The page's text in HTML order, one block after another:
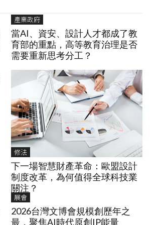
產業政府
當AI、資安、設計人才都成了教
育部的重點，高等教育治理是否
需要重新思考分工？
修法
下一場智慧財產革命：歐盟設計
制度改革，為何值得全球科技業
關注？
展會
2026台灣文博會規模創歷年之
最，聚焦AI時代原創IP能量